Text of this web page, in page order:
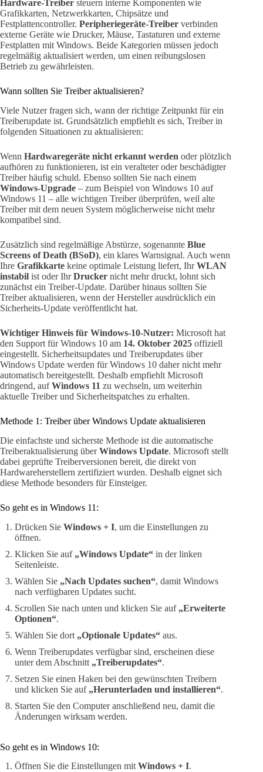
Hardware-Treiber steuern interne Komponenten wie
Grafikkarten, Netzwerkkarten, Chipsätze und
Festplattencontroller. Peripheriegeräte-Treiber verbinden
externe Geräte wie Drucker, Mäuse, Tastaturen und externe
Festplatten mit Windows. Beide Kategorien müssen jedoch
regelmäßig aktualisiert werden, um einen reibungslosen
Betrieb zu gewährleisten.
Wann sollten Sie Treiber aktualisieren?
Viele Nutzer fragen sich, wann der richtige Zeitpunkt für ein
Treiberupdate ist. Grundsätzlich empfiehlt es sich, Treiber in
folgenden Situationen zu aktualisieren:
Wenn Hardwaregeräte nicht erkannt werden oder plötzlich
aufhören zu funktionieren, ist ein veralteter oder beschädigter
Treiber häufig schuld. Ebenso sollten Sie nach einem
Windows-Upgrade – zum Beispiel von Windows 10 auf
Windows 11 – alle wichtigen Treiber überprüfen, weil alte
Treiber mit dem neuen System möglicherweise nicht mehr
kompatibel sind.
Zusätzlich sind regelmäßige Abstürze, sogenannte Blue
Screens of Death (BSoD), ein klares Warnsignal. Auch wenn
Ihre Grafikkarte keine optimale Leistung liefert, IhrWLAN
instabil ist oder IhrDrucker nicht mehr druckt, lohnt sich
zunächst ein Treiber-Update. Darüber hinaus sollten Sie
Treiber aktualisieren, wenn der Hersteller ausdrücklich ein
Sicherheits-Update veröffentlicht hat.
Wichtiger Hinweis für Windows-10-Nutzer: Microsoft hat
den Support für Windows 10 am 14. Oktober 2025 offiziell
eingestellt. Sicherheitsupdates und Treiberupdates über
Windows Update werden für Windows 10 daher nicht mehr
automatisch bereitgestellt. Deshalb empfiehlt Microsoft
dringend, aufWindows 11 zu wechseln, um weiterhin
aktuelle Treiber und Sicherheitspatches zu erhalten.
Methode 1: Treiber über Windows Update aktualisieren
Die einfachste und sicherste Methode ist die automatische
Treiberaktualisierung überWindows Update. Microsoft stellt
dabei geprüfte Treiberversionen bereit, die direkt von
Hardwareherstellern zertifiziert wurden. Deshalb eignet sich
diese Methode besonders für Einsteiger.
So geht es in Windows 11:
Drücken Sie Windows + I, um die Einstellungen zu
öffnen.
Klicken Sie auf „Windows Update“ in der linken
Seitenleiste.
Wählen Sie „Nach Updates suchen“, damit Windows
nach verfügbaren Updates sucht.
Scrollen Sie nach unten und klicken Sie auf „Erweiterte
Optionen“.
Wählen Sie dort „Optionale Updates“ aus.
Wenn Treiberupdates verfügbar sind, erscheinen diese
unter dem Abschnitt „Treiberupdates“.
Setzen Sie einen Haken bei den gewünschten Treibern
und klicken Sie auf „Herunterladen und installieren“.
Starten Sie den Computer anschließend neu, damit die
Änderungen wirksam werden.
So geht es in Windows 10:
Öffnen Sie die Einstellungen mit Windows + I.